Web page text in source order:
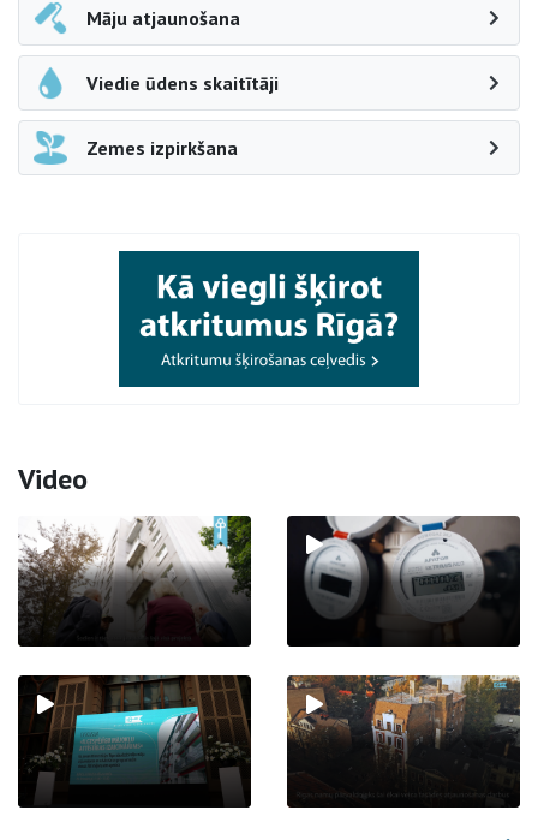
Māju atjaunošana
Viedie ūdens skaitītāji
Zemes izpirkšana
Video